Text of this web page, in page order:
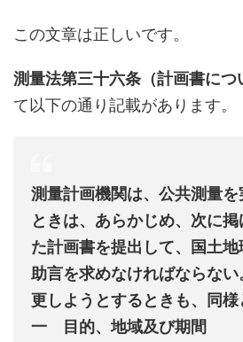
この文章は正しいです。
測量法第三十六条（計画書につ
て以下の通り記載があります。
測量計画機関は、公共測量
ときは、あらかじめ、次に
た計画書を提出して、国土
助言を求めなければならな
更しようとするときも、同様
一 目的、地域及び期間